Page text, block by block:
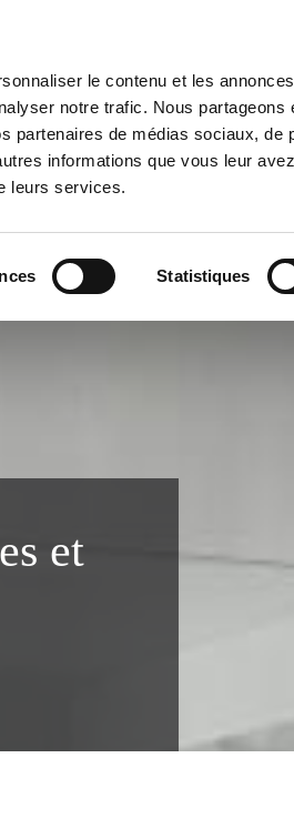
le contenu et les
notre trafic. Nous partageons
partenaires de médias sociaux, de
informations que vous leur
leurs services.
Statistiques
Nos prestations
et